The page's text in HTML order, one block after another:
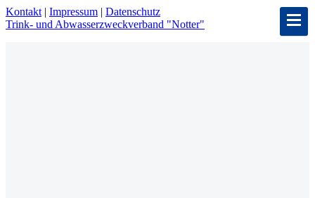
Kontakt | Impressum | Datenschutz
Trink- und Abwasser­zweckverband "Notter"